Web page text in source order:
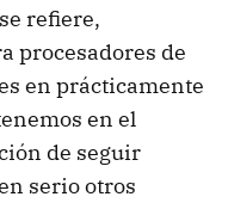
refiere,
procesadores de
en prácticamente
en el
de seguir
serio otros